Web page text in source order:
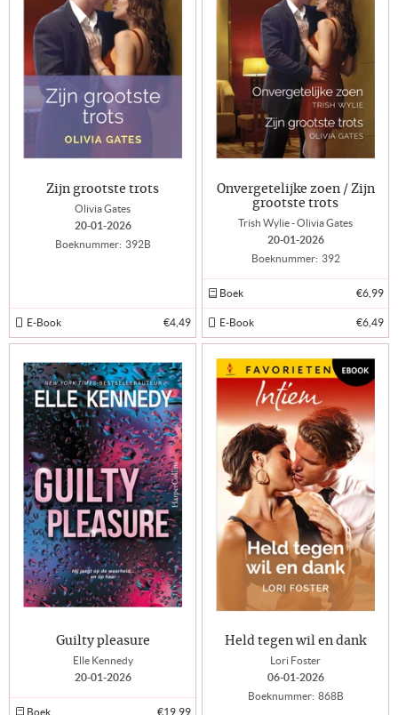
Zijn grootste trots
Olivia Gates
20-01-2026
Boeknummer: 392B
E-Book €4,49
Onvergetelijke zoen / Zijn
grootste trots
Trish Wylie - Olivia Gates
20-01-2026
Boeknummer: 392
Boek €6,99
E-Book €6,49
Guilty pleasure
Elle Kennedy
20-01-2026
Boek €19,99
Held tegen wil en dank
Lori Foster
06-01-2026
Boeknummer: 868B